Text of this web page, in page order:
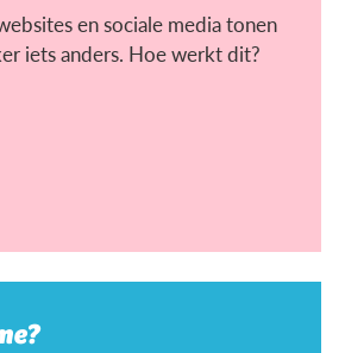
en sociale media tonen
iets anders. Hoe werkt dit?